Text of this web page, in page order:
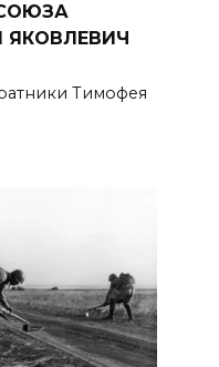
Тимофея